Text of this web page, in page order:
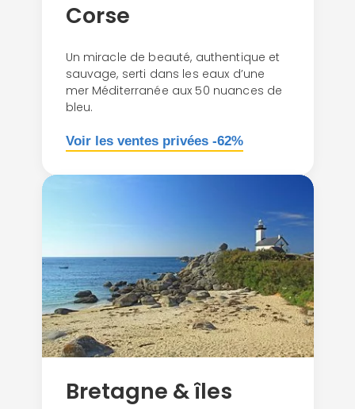
Corse
Un miracle de beauté, authentique et
sauvage, serti dans les eaux d’une
mer Méditerranée aux 50 nuances de
bleu.
Voir les ventes privées -62%
Bretagne & îles